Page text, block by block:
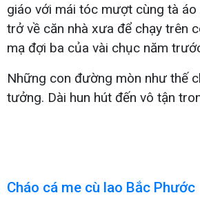
giáo với mái tóc mượt cùng tà áo
trở về căn nhà xưa để chạy trên
mạ đợi ba của vài chục năm
Những con đường mòn như thế
tưởng. Dài hun hút đến vô tận
Cháo cá me cù lao Bắc Phước